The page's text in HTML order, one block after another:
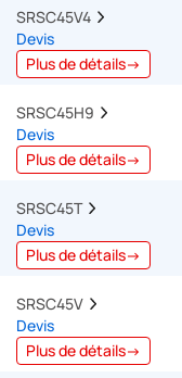
SRSC45V4
Devis
Plus de détails→
SRSC45H9
Devis
Plus de détails→
SRSC45T
Devis
Plus de détails→
SRSC45V
Devis
Plus de détails→